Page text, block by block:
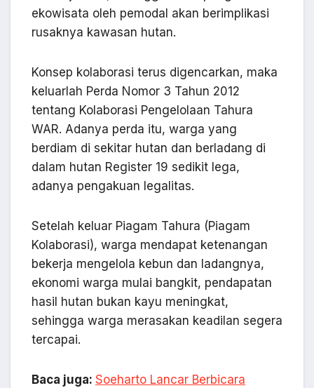
ekowisata oleh pemodal akan berimplikasi
rusaknya kawasan hutan.
Konsep kolaborasi terus digencarkan, maka
keluarlah Perda Nomor 3 Tahun 2012
tentang Kolaborasi Pengelolaan Tahura
WAR. Adanya perda itu, warga yang
berdiam di sekitar hutan dan berladang di
dalam hutan Register 19 sedikit lega,
adanya pengakuan legalitas.
Setelah keluar Piagam Tahura (Piagam
Kolaborasi), warga mendapat ketenangan
bekerja mengelola kebun dan ladangnya,
ekonomi warga mulai bangkit, pendapatan
hasil hutan bukan kayu meningkat,
sehingga warga merasakan keadilan segera
tercapai.
Baca juga: Soeharto Lancar Berbicara